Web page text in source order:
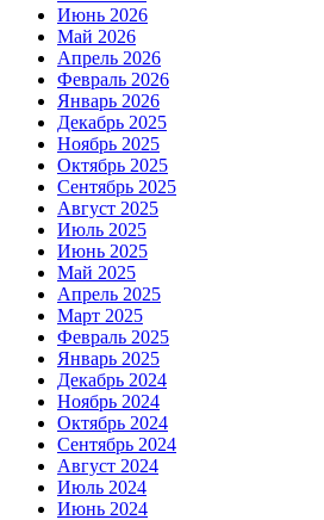
Июнь 2026
Май 2026
Апрель 2026
Февраль 2026
Январь 2026
Декабрь 2025
Ноябрь 2025
Октябрь 2025
Сентябрь 2025
Август 2025
Июль 2025
Июнь 2025
Май 2025
Апрель 2025
Март 2025
Февраль 2025
Январь 2025
Декабрь 2024
Ноябрь 2024
Октябрь 2024
Сентябрь 2024
Август 2024
Июль 2024
Июнь 2024